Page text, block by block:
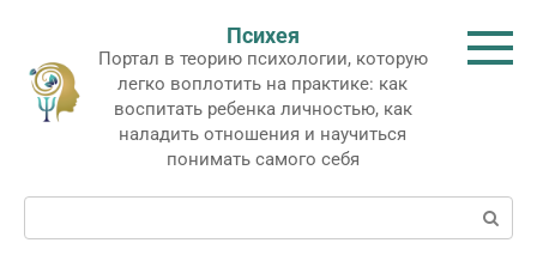
контенту
Психея
Портал в теорию психологии, которую
легко воплотить на практике: как
воспитать ребенка личностью, как
наладить отношения и научиться
понимать самого себя
Поиск: